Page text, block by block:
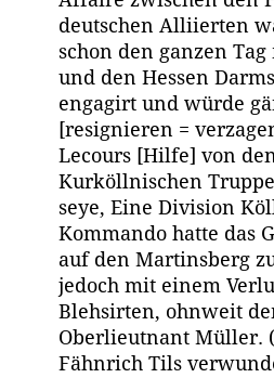
deutschen Alliierten
schon den ganzen
und den Hessen
engagirt und würde
[resignieren =
Lecours [Hilfe] von
Kurköllnischen
seye, Eine Division
Kommando hatte das
auf den Martinsberg
jedoch mit einem
Blehsirten, ohnweit
Oberlieutnant Müller.
Fähnrich Tils